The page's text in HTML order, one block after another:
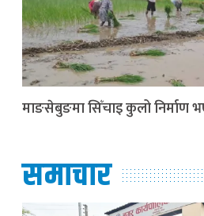
माङसेबुङमा सिँचाइ कुलो निर्माण
समाचार